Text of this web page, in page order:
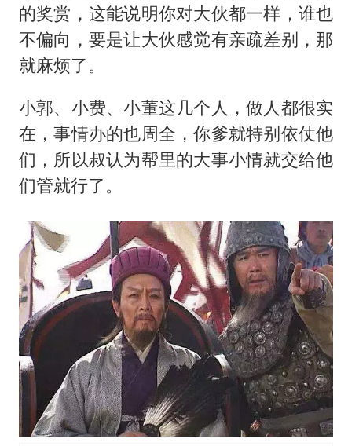
的奖赏，这能说明你对大伙都一样，谁也
不偏向，要是让大伙感觉有亲疏差别，那
就麻烦了。
小郭、小费、小董这几个人，做人都很实
在，事情办的也周全，你爹就特别依仗他
们，所以叔认为帮里的大事小情就交给他
们管就行了。